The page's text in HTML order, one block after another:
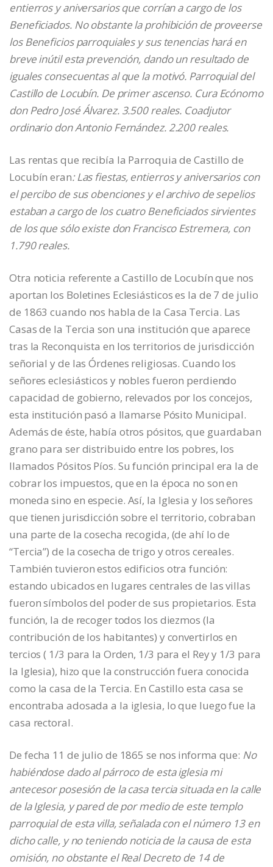
entierros y aniversarios que corrían a cargo de los
Beneficiados. No obstante la prohibición de proveerse
los Beneficios parroquiales y sus tenencias hará en
breve inútil esta prevención, dando un resultado de
iguales consecuentas al que la motivó. Parroquial del
Castillo de Locubín. De primer ascenso. Cura Ecónomo
don Pedro José Álvarez. 3.500 reales. Coadjutor
ordinario don Antonio Fernández. 2.200 reales.
Las rentas que recibía la Parroquia de Castillo de
Locubín eran: Las fiestas, entierros y aniversarios con
el percibo de sus obenciones y el archivo de sepelios
estaban a cargo de los cuatro Beneficiados sirvientes
de los que sólo existe don Francisco Estremera, con
1.790 reales.
Otra noticia referente a Castillo de Locubín que nos
aportan los Boletines Eclesiásticos es la de 7 de julio
de 1863 cuando nos habla de la Casa Tercia. Las
Casas de la Tercia son una institución que aparece
tras la Reconquista en los territorios de jurisdicción
señorial y de las Órdenes religiosas. Cuando los
señores eclesiásticos y nobles fueron perdiendo
capacidad de gobierno, relevados por los concejos,
esta institución pasó a llamarse Pósito Municipal.
Además de éste, había otros pósitos, que guardaban
grano para ser distribuido entre los pobres, los
llamados Pósitos Píos. Su función principal era la de
cobrar los impuestos, que en la época no son en
moneda sino en especie. Así, la Iglesia y los señores
que tienen jurisdicción sobre el territorio, cobraban
una parte de la cosecha recogida, (de ahí lo de
“Tercia”) de la cosecha de trigo y otros cereales.
También tuvieron estos edificios otra función:
estando ubicados en lugares centrales de las villas
fueron símbolos del poder de sus propietarios. Esta
función, la de recoger todos los diezmos (la
contribución de los habitantes) y convertirlos en
tercios ( 1/3 para la Orden, 1/3 para el Rey y 1/3 para
la Iglesia), hizo que la construcción fuera conocida
como la casa de la Tercia. En Castillo esta casa se
encontraba adosada a la iglesia, lo que luego fue la
casa rectoral.
De fecha 11 de julio de 1865 se nos informa que: No
habiéndose dado al párroco de esta iglesia mi
antecesor posesión de la casa tercia situada en la calle
de la Iglesia, y pared de por medio de este templo
parroquial de esta villa, señalada con el número 13 en
dicho calle, y no teniendo noticia de la causa de esta
omisión, no obstante el Real Decreto de 14 de